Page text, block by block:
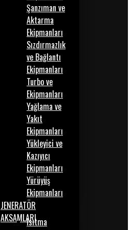
Şanzıman ve
Aktarma
Ekipmanları
Sızdırmazlık
ve Bağlantı
Ekipmanları
Turbo ve
Ekipmanları
Yağlama ve
Yakıt
Ekipmanları
Yükleyici ve
Kazıyıcı
Ekipmanları
Yürüyüş
Ekipmanları
JENERATÖR
AKSAMLARIIsıtma